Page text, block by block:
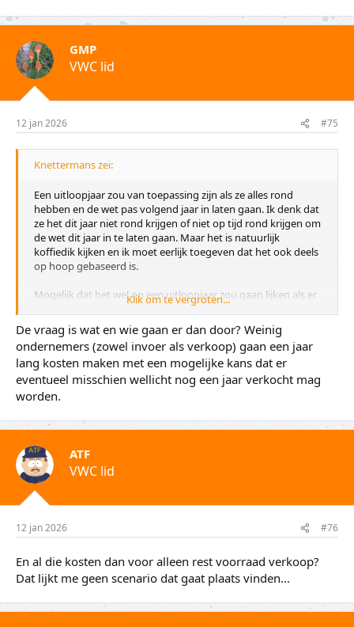
GMP
VWC lid
12 jan 2026 #75
Knettermans zei:
Een uitloopjaar zou van toepassing zijn als ze alles rond
hebben en de wet pas volgend jaar in laten gaan. Ik denk dat
ze het dit jaar niet rond krijgen of niet op tijd rond krijgen om
de wet dit jaar in te laten gaan. Maar het is natuurlijk
koffiedik kijken en ik moet eerlijk toegeven dat het ook deels
op hoop gebaseerd is.
Mogelijk dat het wel op een uitloopjaar zou gaan lijken als er
zo lang onduidelijkheid blijft dat importeurs niets of niet
genoeg meer kunnen bestellen en we aangewezen zijn op de
aanwezige voorraad en natuurlijk op overige bronnen.
Klik om te vergroten...
De vraag is wat en wie gaan er dan door? Weinig
ondernemers (zowel invoer als verkoop) gaan een jaar
lang kosten maken met een mogelijke kans dat er
eventueel misschien wellicht nog een jaar verkocht mag
worden.
ATF
VWC lid
12 jan 2026 #76
En al die kosten dan voor alleen rest voorraad verkoop?
Dat lijkt me geen scenario dat gaat plaats vinden...